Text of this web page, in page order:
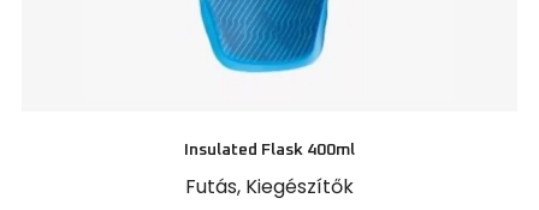
Insulated Flask 400ml
Futás, Kiegészítők